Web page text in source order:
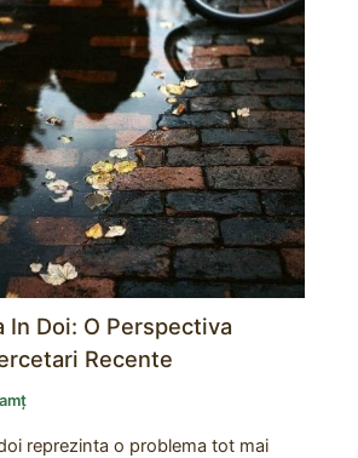
In Doi: O Perspectiva
Recente
reprezinta o problema tot mai